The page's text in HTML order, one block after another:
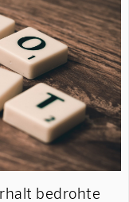
bedrohte